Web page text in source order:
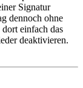
Signatur
dennoch ohne
dort einfach das
deaktivieren.